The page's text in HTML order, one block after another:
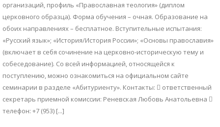
организаций, профиль «Православная теология» (диплом
церковного образца). Форма обучения – очная. Образование на
обоих направлениях – бесплатное. Вступительные испытания:
«Русский язык»; «История/История России»; «Основы православия»
(включает в себя сочинение на церковно-историческую тему и
собеседование). Со всей информацией, относящейся к
поступлению, можно ознакомиться на официальном сайте
семинарии в разделе «Абитуриенту». Контакты:  ответственный
секретарь приемной комиссии: Реневская Любовь Анатольевна 
телефон: +7 (953) [...]